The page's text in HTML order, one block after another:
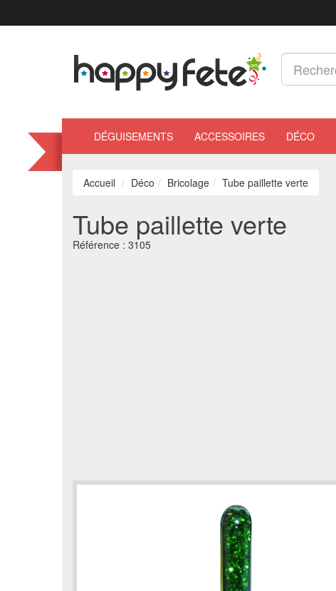
DÉGUISEMENTS ACCESSOIRES DÉCO
Accueil Déco Bricolage Tube paillette verte
Tube paillette verte
Référence : 3105